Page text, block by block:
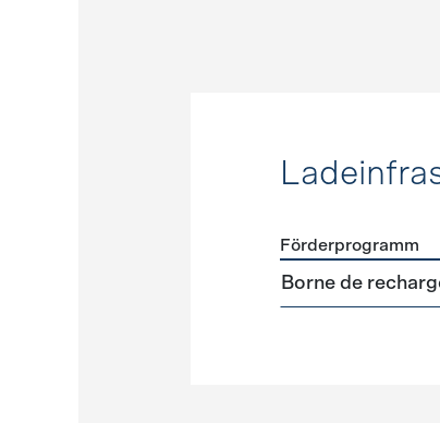
Förderprogramme
Förderprogramm
Borne de